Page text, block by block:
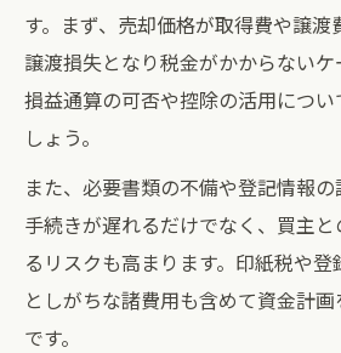
す。まず、売却価格が取得費や譲渡
譲渡損失となり税金がかからないケ
損益通算の可否や控除の活用につ
しょう。
また、必要書類の不備や登記情報
手続きが遅れるだけでなく、買主
るリスクも高まります。印紙税や
としがちな諸費用も含めて資金計
です。